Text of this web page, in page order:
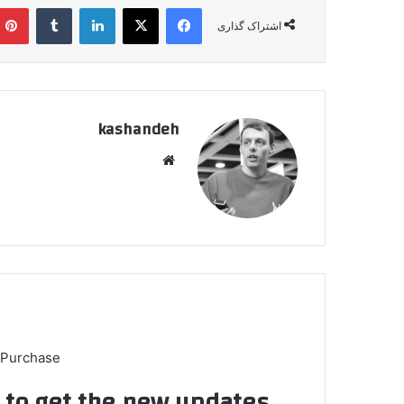
اشتراک گذاری
فیسبوکایکس لینکداین تامبلر
kashandeh